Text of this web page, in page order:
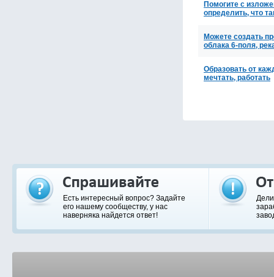
Помогите с
определить, что
Можете создать
облака 6-поля,
Образовать от
мечтать, работать
Есть интересный вопрос? Задайте
его нашему сообществу, у нас
наверняка найдется ответ!